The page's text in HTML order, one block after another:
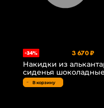
-34% 3 670 ₽
Накидки из
сиденья
В корзину